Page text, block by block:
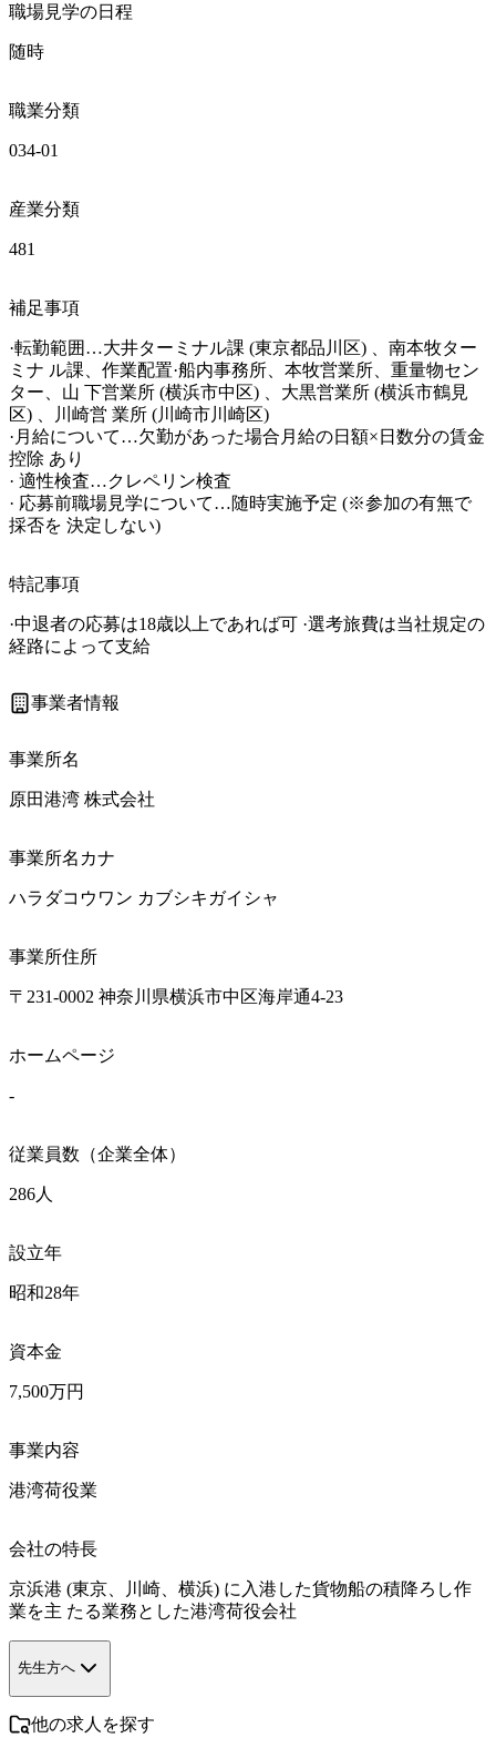
職場見学の日程
随時
職業分類
034-01
産業分類
481
補足事項
·転勤範囲…大井ターミナル課 (東京都品川区) 、南本牧ター
ミナ ル課、作業配置·船内事務所、本牧営業所、重量物セン
ター、山 下営業所 (横浜市中区) 、大黒営業所 (横浜市鶴見
区) 、川崎営 業所 (川崎市川崎区)
·月給について…欠勤があった場合月給の日額×日数分の賃金
控除 あり
· 適性検査…クレペリン検査
· 応募前職場見学について…随時実施予定 (※参加の有無で
採否を 決定しない)
特記事項
·中退者の応募は18歳以上であれば可 ·選考旅費は当社規定の
経路によって支給
事業者情報
事業所名
原田港湾 株式会社
事業所名カナ
ハラダコウワン カブシキガイシャ
事業所住所
〒231-0002 神奈川県横浜市中区海岸通4-23
ホームページ
-
従業員数（企業全体）
286人
設立年
昭和28年
資本金
7,500万円
事業内容
港湾荷役業
会社の特長
京浜港 (東京、川崎、横浜) に入港した貨物船の積降ろし作
業を主 たる業務とした港湾荷役会社
先生方へ
他の求人を探す